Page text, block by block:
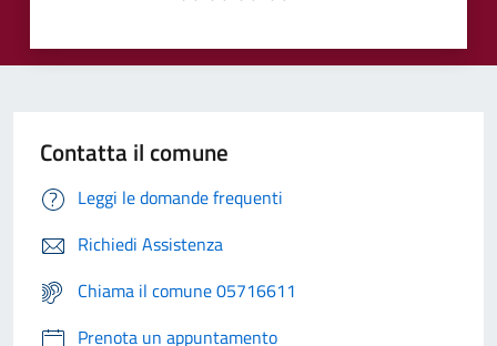
Contatta il comune
Leggi le domande frequenti
Richiedi Assistenza
Chiama il comune 05716611
Prenota un appuntamento